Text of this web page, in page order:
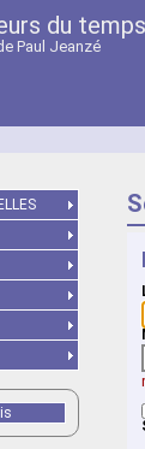
du temps
Paul Jeanzé